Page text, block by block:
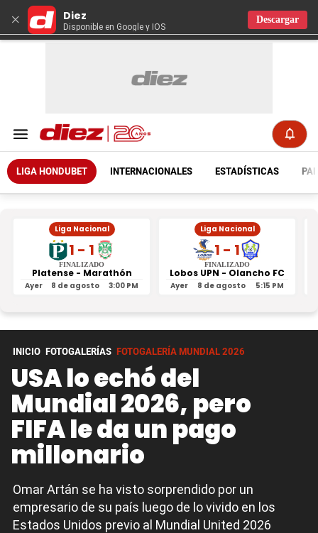
× Diez
Disponible en Google y IOS
Descargar
LIGA HONDUBET INTERNACIONALES ESTADÍSTICAS
Liga Nacional
1 - 1
FINALIZADO
Platense - Marathón
Ayer 8 de agosto 3:00 PM
Liga Nacional
1 - 1
FINALIZADO
Lobos UPN - Olancho FC
Ayer 8 de agosto 5:15 PM
INICIO FOTOGALERÍAS FOTOGALERÍA MUNDIAL 2026
USA lo echó del
Mundial 2026, pero
FIFA le da un pago
millonario
Omar Artán se ha visto sorprendido por un
empresario de su país luego de lo vivido en los
Estados Unidos previo al Mundial United 2026